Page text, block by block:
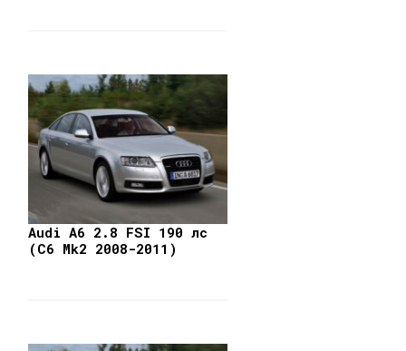
Audi A6 2.8 FSI 190 лс
(C6 Mk2 2008-2011)